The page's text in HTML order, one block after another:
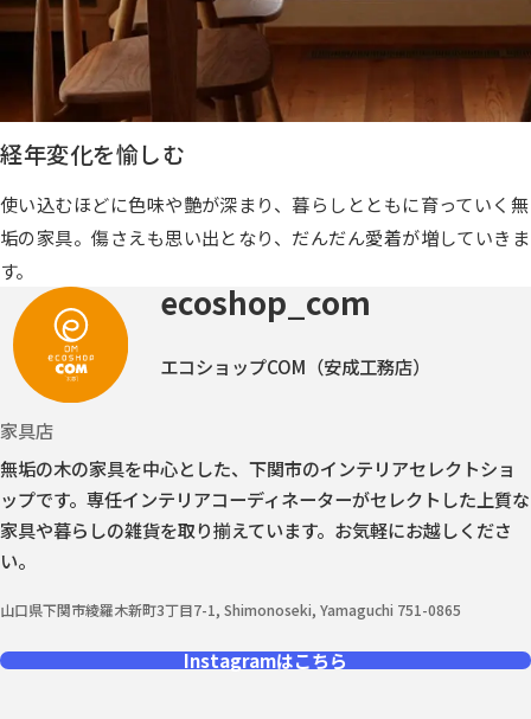
経年変化を愉しむ
使い込むほどに色味や艶が深まり、暮らしとともに育っていく無
垢の家具。傷さえも思い出となり、だんだん愛着が増していきま
す。
ecoshop_com
エコショップCOM（安成工務店）
家具店
無垢の木の家具を中心とした、下関市のインテリアセレクトショ
ップです。 専任インテリアコーディネーターがセレクトした上質な
家具や暮らしの雑貨を取り揃えています。お気軽にお越しくださ
い。
山口県下関市綾羅木新町3丁目7-1, Shimonoseki, Yamaguchi 751-0865
Instagramはこちら